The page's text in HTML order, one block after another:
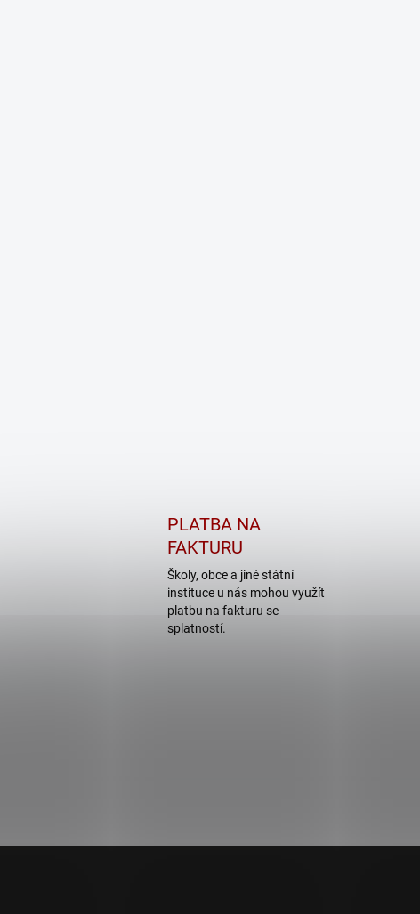
PLATBA NA
FAKTURU
Školy, obce a jiné státní
instituce u nás mohou využít
platbu na fakturu se
splatností.